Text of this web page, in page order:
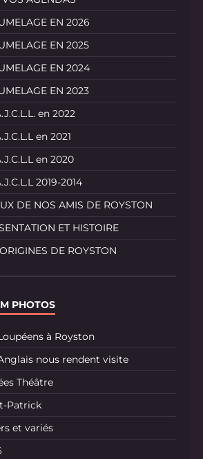
EN 2026
EN 2025
EN 2024
EN 2023
en 2022
en 2021
en 2020
2019-2014
DE NOS AMIS DE ROYSTON
ET HISTOIRE
DE ROYSTON
PHOTOS
à Royston
nous rendent visite
Théâtre
Patrick
et variés